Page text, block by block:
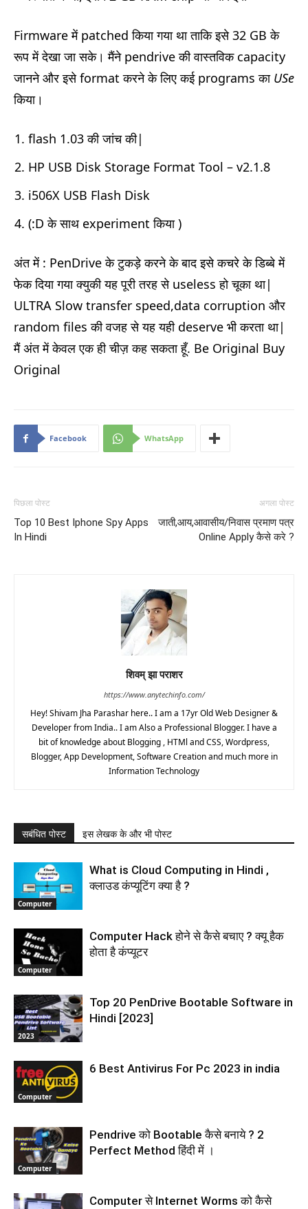
Firmware में patched किया गया था ताकि इसे 32 GB के
रूप में देखा जा सके। मैंने pendrive की वास्तविक capacity
जानने और इसे format करने के लिए कई programs का USe
किया।
flash 1.03 की जांच की|
HP USB Disk Storage Format Tool – v2.1.8
i506X USB Flash Disk
(:D के साथ experiment किया )
अंत में : PenDrive के टुकड़े करने के बाद इसे कचरे के डिब्बे में
फेक दिया गया क्युकी यह पूरी तरह से useless हो चूका था|
ULTRA Slow transfer speed,data corruption और
random files की वजह से यह यही deserve भी करता था|
मैं अंत में केवल एक ही चीज़ कह सकता हूँ. Be Original Buy
Original
Facebook WhatsApp
पिछला पोस्ट
Top 10 Best Iphone Spy Apps
In Hindi
अगला पोस्ट
जाती,आय,आवासीय/निवास प्रमाण पत्र
Online Apply कैसे करे ?
शिवम् झा पराशर
https://www.anytechinfo.com/
Hey! Shivam Jha Parashar here.. I am a 17yr Old Web Designer &
Developer from India.. I am Also a Professional Blogger. I have a
bit of knowledge about Blogging , HTMl and CSS, Wordpress,
Blogger, App Development, Software Creation and much more in
Information Technology
सबंधित पोस्ट इस लेखक के और भी पोस्ट
Computer
What is Cloud Computing in Hindi ,
क्लाउड कंप्यूटिंग क्‍या है ?
Computer
Computer Hack होने से कैसे बचाए ? क्यू हैक
होता है कंप्यूटर
2023
Top 20 PenDrive Bootable Software in
Hindi [2023]
Computer
6 Best Antivirus For Pc 2023 in india
Computer
Pendrive को Bootable कैसे बनाये ? 2
Perfect Method हिंदी में ।
Computer से Internet Worms को कैसे